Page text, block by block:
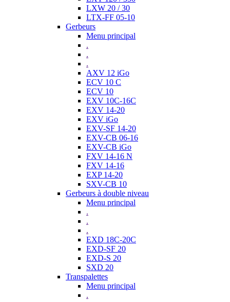
LXW 20 / 30
LTX-FF 05-10
Gerbeurs
Menu principal
.
.
.
AXV 12 iGo
ECV 10 C
ECV 10
EXV 10C-16C
EXV 14-20
EXV iGo
EXV-SF 14-20
EXV-CB 06-16
EXV-CB iGo
FXV 14-16 N
FXV 14-16
EXP 14-20
SXV-CB 10
Gerbeurs à double niveau
Menu principal
.
.
.
EXD 18C-20C
EXD-SF 20
EXD-S 20
SXD 20
Transpalettes
Menu principal
.